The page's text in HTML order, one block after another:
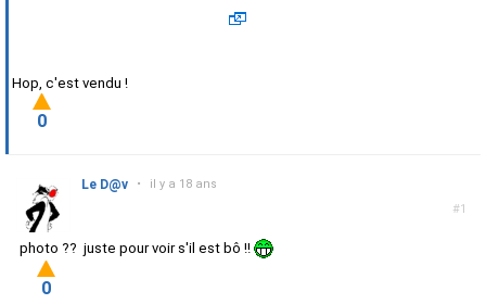
Hop, c'est vendu !
0
#1
Le D@v • il y a 18 ans
photo ?? juste pour voir s'il est bô !!
0